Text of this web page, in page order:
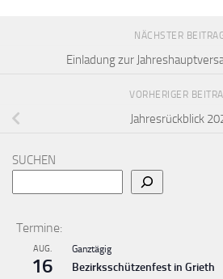
NÄCHSTER
Einladung zur
VORHERIGER
Jahresrückblick
SUCHEN
Termine:
AUG.
16
Ganztägig
Bezirksschützenfest in Grieth